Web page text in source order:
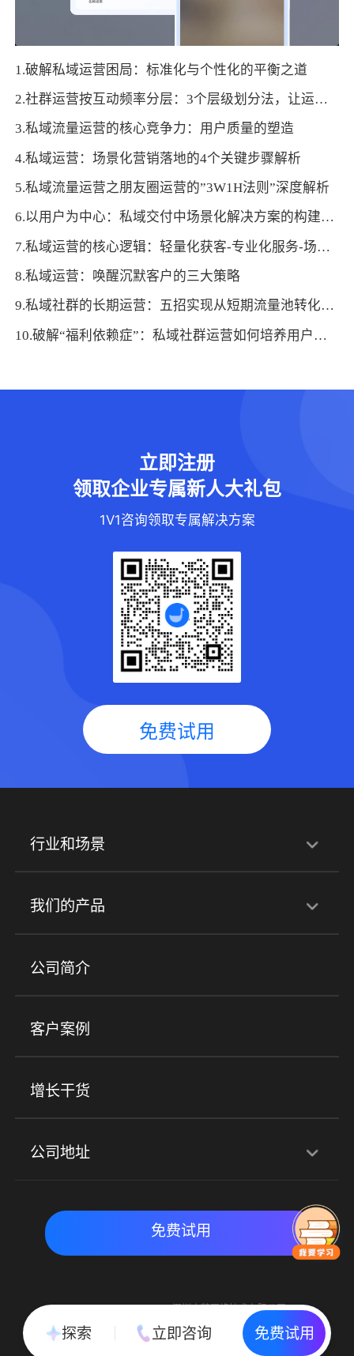
1.破解私域运营困局：标准化与个性化的平衡之道
2.社群运营按互动频率分层：3个层级划分法，让运营更精准
3.私域流量运营的核心竞争力：用户质量的塑造
4.私域运营：场景化营销落地的4个关键步骤解析
5.私域流量运营之朋友圈运营的”3W1H法则”深度解析
6.以用户为中心：私域交付中场景化解决方案的构建与优化
7.私域运营的核心逻辑：轻量化获客-专业化服务-场景化转化
8.私域运营：唤醒沉默客户的三大策略
9.私域社群的长期运营：五招实现从短期流量池转化为品牌资产
10.破解“福利依赖症”：私域社群运营如何培养用户的非物质需求
立即注册
领取企业专属新人大礼包
1V1咨询领取专属解决方案
免费试用
行业和场景
行业解决方案
培训机构 职业技能培训 兴趣培训
金融行业
心理机构
实时私域带货 数字化运营
我们的产品
产品
小程序商城 ERP 企微SCRM
社群圈子
公司简介
客户案例
增长干货
公司地址
北京地址：北京市朝阳区朝外大街乙6号23层
免费试用
Copyright © 2015-2018 深圳小鹅网络技术有限公司
All Rights Reserved. 粤ICP备15020529号
粤公网安备 44030502002037号
探索 立即咨询 免费试用